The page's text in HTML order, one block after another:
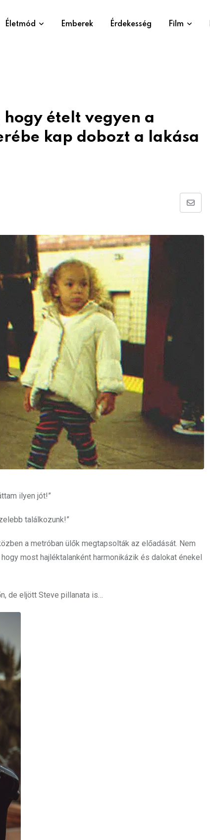
Életmód Emberek Érdekesség Film
ételt vegyen a
kap dobozt a lakása
Share
Email
ilyen jót!”
találkozunk!”
a metróban ülők megtapsolták az előadását. Nem
most hajléktalanként harmonikázik és dalokat énekel
de eljött Steve pillanata is…